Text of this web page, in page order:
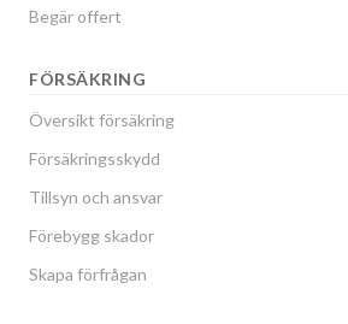
Begär offert
FÖRSÄKRING
Översikt försäkring
Försäkringsskydd
Tillsyn och ansvar
Förebygg skador
Skapa förfrågan